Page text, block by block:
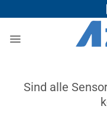
Inhalt
Sind alle